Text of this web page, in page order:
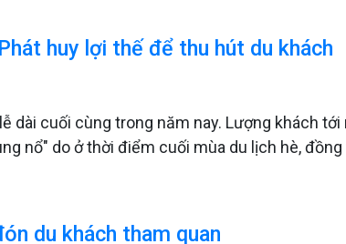
huy lợi thế để thu hút du khách
dài cuối cùng trong năm nay. Lượng khách
nổ" do ở thời điểm cuối mùa du lịch hè,
du khách tham quan